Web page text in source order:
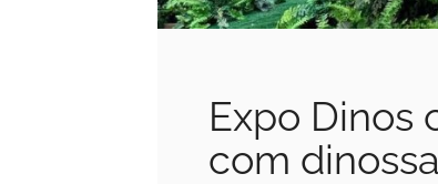
Expo Dinos
com